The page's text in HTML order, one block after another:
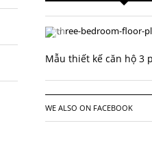
Mẫu thiết kế căn hộ 3
WE ALSO ON FACEBOOK